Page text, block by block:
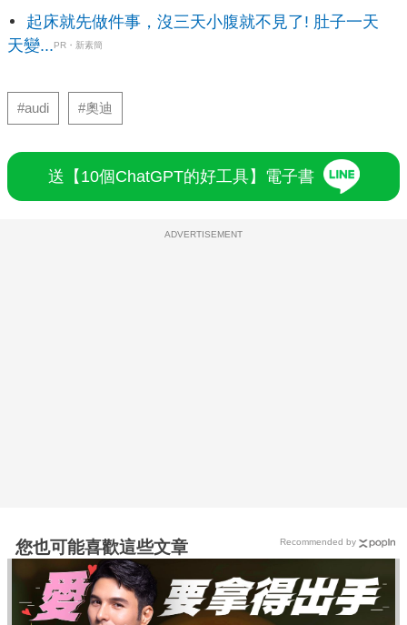
起床就先做件事，沒三天小腹就不見了! 肚子一天
天變...PR・新素簡
#audi #奧迪
送【10個ChatGPT的好工具】電子書
ADVERTISEMENT
您也可能喜歡這些文章 Recommended by